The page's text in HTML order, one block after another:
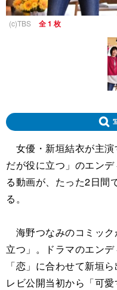
(c)TBS 全 1 枚
女優・新垣結衣が主
だが役に立つ」のエン
る動画が、たった2日間
る。
海野つなみのコミック
立つ」。ドラマのエン
「恋」に合わせて新垣
レビ公開当初から「可